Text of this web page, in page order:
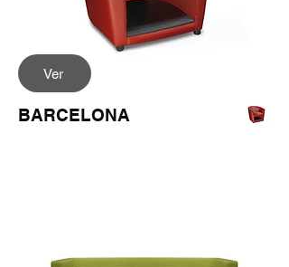
Ver
BARCELONA